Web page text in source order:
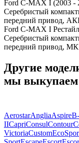
Ford C-MAX I (2003 -
Серебристый
передний привод,
Ford C-MAX I
Серебристый
передний привод,
Другие
мы выкупаем
AerostarAngliaAspire
IICapriConsulContour
VictoriaCustom